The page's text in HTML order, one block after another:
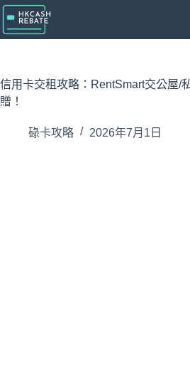
跳
至
主
內
容
信用卡交租攻略：RentSmart交公屋/
贈！
碌卡攻略 2026年7月1日